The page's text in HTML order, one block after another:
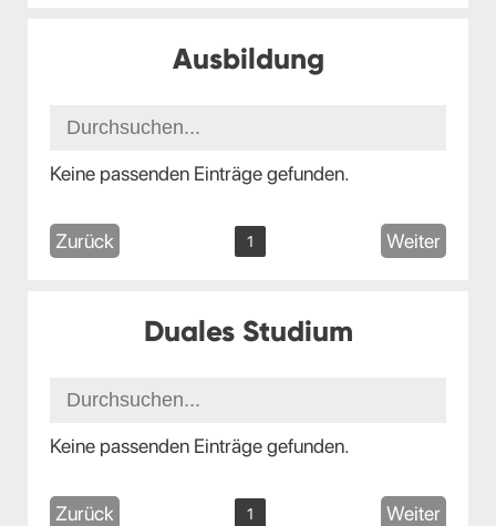
Ausbildung
Keine passenden Einträge gefunden.
Zurück 1 Weiter
Duales Studium
Keine passenden Einträge gefunden.
Zurück 1 Weiter